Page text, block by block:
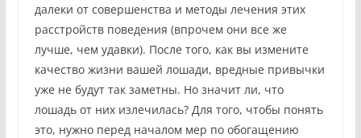
далеки от совершенства и методы лечения этих
расстройств поведения (впрочем они все же
лучше, чем удавки). После того, как вы измените
качество жизни вашей лошади, вредные привычки
уже не будут так заметны. Но значит ли, что
лошадь от них излечилась? Для того, чтобы понять
это, нужно перед началом мер по обогащению